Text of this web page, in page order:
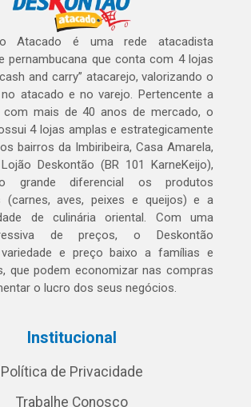
Atacado é uma rede atacadista
pernambucana que conta com 4 lojas
and carry” atacarejo, valorizando o
atacado e no varejo. Pertencente a
com mais de 40 anos de mercado, o
4 lojas amplas e estrategicamente
bairros da Imbiribeira, Casa Amarela,
Deskontão (BR 101 KarneKeijo),
grande diferencial os produtos
(carnes, aves, peixes e queijos) e a
de culinária oriental. Com uma
de preços, o Deskontão
e preço baixo a famílias e
que podem economizar nas compras
o lucro dos seus negócios.
Institucional
Política de Privacidade
Trabalhe Conosco